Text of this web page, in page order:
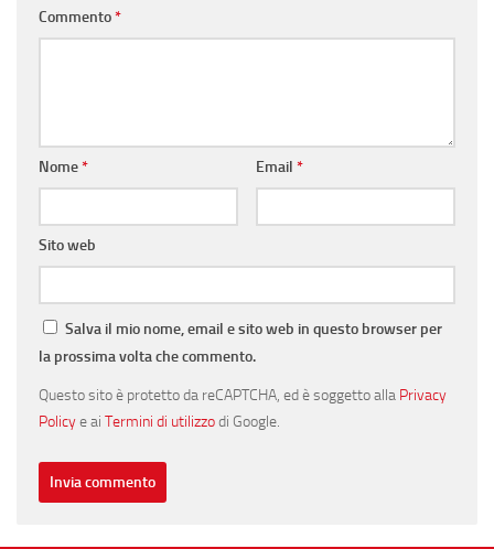
Commento*
Nome* Email *
Sito web
Salva il mio nome, email e sito web in questo browser per
la prossima volta che commento.
Questo sito è protetto da reCAPTCHA, ed è soggetto alla Privacy
Policye ai Termini di utilizzodi Google.